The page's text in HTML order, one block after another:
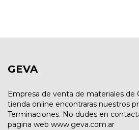
GEVA
Empresa de venta de materiales de
tienda online encontraras nuestros
Terminaciones. No dudes en
pagina web www.geva.com.ar